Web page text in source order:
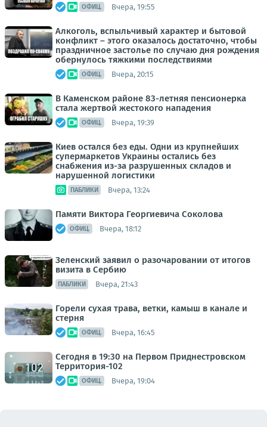
ОФИЦ. Вчера, 19:55
Алкоголь, вспыльчивый характер и бытовой
конфликт – этого оказалось достаточно, чтобы
праздничное застолье по случаю дня рождения
обернулось тяжкими последствиями
ОФИЦ. Вчера, 20:15
В Каменском районе 83-летняя пенсионерка
стала жертвой жестокого нападения
ОФИЦ. Вчера, 19:39
Киев остался без еды. Одни из крупнейших
супермаркетов Украины остались без
снабжения из-за разрушенных складов и
нарушенной логистики
ПАБЛИКИ Вчера, 13:24
Памяти Виктора Георгиевича Соколова
ОФИЦ. Вчера, 18:12
Зеленский заявил о разочаровании от итогов
визита в Сербию
ПАБЛИКИ Вчера, 21:43
Горели сухая трава, ветки, камыш в канале и
стерня
ОФИЦ. Вчера, 16:45
Сегодня в 19:30 на Первом Приднестровском
Территория-102
ОФИЦ. Вчера, 19:04